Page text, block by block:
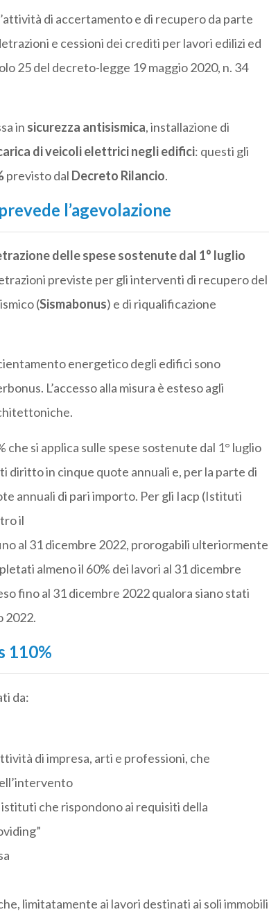
di accertamento e di recupero da parte
e cessioni dei crediti per lavori edilizi ed
25 del decreto-legge 19 maggio 2020, n. 34
in sicurezza antisismica, installazione di
di veicoli elettrici negli edifici: questi gli
previsto dal Decreto Rilancio.
l’agevolazione
delle spese sostenute dal 1° luglio
previste per gli interventi di recupero del
(Sismabonus) e di riqualificazione
energetico degli edifici sono
L’accesso alla misura è esteso agli
si applica sulle spese sostenute dal 1° luglio
diritto in cinque quote annuali e, per la parte di
annuali di pari importo. Per gli Iacp (Istituti
il
al 31 dicembre 2022, prorogabili ulteriormente
almeno il 60% dei lavori al 31 dicembre
fino al 31 dicembre 2022 qualora siano stati
2022.
110%
da:
di impresa, arti e professioni, che
che rispondono ai requisiti della
limitatamente ai lavori destinati ai soli immobili